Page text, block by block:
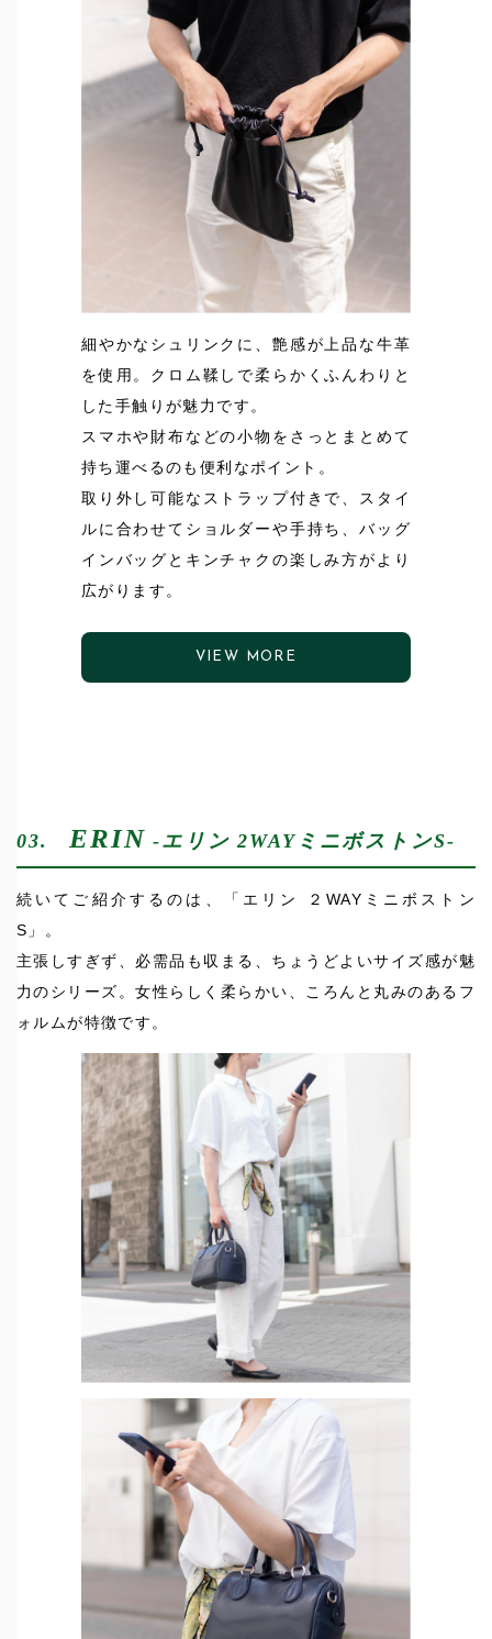
細やかなシュリンクに、艶感が上品な牛革
を使用。クロム鞣しで柔らかくふんわりと
した手触りが魅力です。
スマホや財布などの小物をさっとまとめて
持ち運べるのも便利なポイント。
取り外し可能なストラップ付きで、スタイ
ルに合わせてショルダーや手持ち、バッグ
インバッグとキンチャクの楽しみ方がより
広がります。
VIEW MORE
03. ERIN -エリン 2WAYミニボストンS-
続いてご紹介するのは、「エリン ２WAYミニボストン
S」。
主張しすぎず、必需品も収まる、ちょうどよいサイズ感が魅
力のシリーズ。女性らしく柔らかい、ころんと丸みのあるフ
ォルムが特徴です。